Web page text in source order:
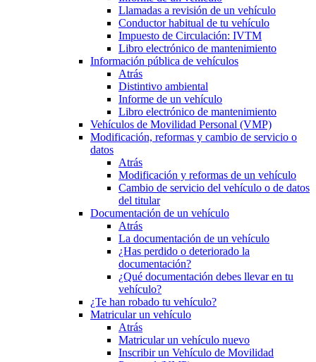
Llamadas a revisión de un vehículo
Conductor habitual de tu vehículo
Impuesto de Circulación: IVTM
Libro electrónico de mantenimiento
Información pública de vehículos
Atrás
Distintivo ambiental
Informe de un vehículo
Libro electrónico de mantenimiento
Vehículos de Movilidad Personal (VMP)
Modificación, reformas y cambio de servicio o
datos
Atrás
Modificación y reformas de un vehículo
Cambio de servicio del vehículo o de datos
del titular
Documentación de un vehículo
Atrás
La documentación de un vehículo
¿Has perdido o deteriorado la
documentación?
¿Qué documentación debes llevar en tu
vehículo?
¿Te han robado tu vehículo?
Matricular un vehículo
Atrás
Matricular un vehículo nuevo
Inscribir un Vehículo de Movilidad